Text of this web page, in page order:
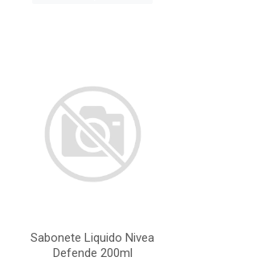
Sabonete Liquido Nivea
Defende 200ml